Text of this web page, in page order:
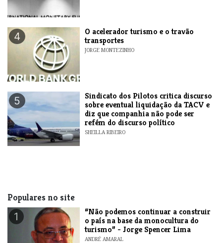
4
O acelerador turismo e o travão
transportes
JORGE MONTEZINHO
5
Sindicato dos Pilotos critica discurso
sobre eventual liquidação da TACV e
diz que companhia não pode ser
refém do discurso político
SHEILLA RIBEIRO
Populares no site
1
“Não podemos continuar a construir
o país na base da monocultura do
turismo” - Jorge Spencer Lima
ANDRÉ AMARAL